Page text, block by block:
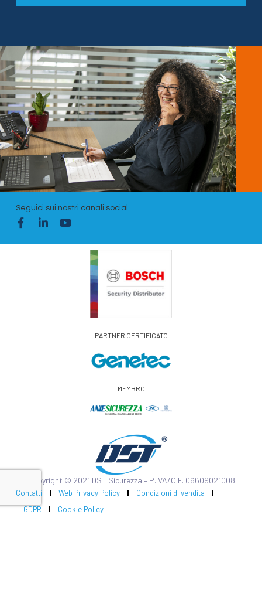
Copyright © 2021 DST Sicurezza – P.IVA/C.F. 06609021008
Contatti Web Privacy Policy
Condizioni di vendita
GDPR
Cookie Policy
PARTNER CERTIFICATO
MEMBRO
Seguici sui nostri canali social